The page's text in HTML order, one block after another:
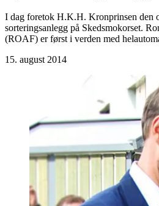
I dag foretok H.K.H. Kronprinsen den
sorteringsanlegg på Skedsmokorset.
(ROAF) er først i verden med
15. august 2014